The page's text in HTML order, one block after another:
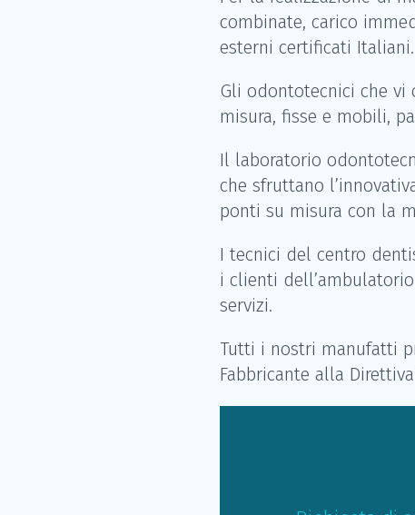
combinate, carico
esterni certificati Italiani.
Gli odontotecnici che vi
misura, fisse e mobili,
Il laboratorio
che sfruttano
ponti su misura con la
I tecnici del centro
i clienti
servizi.
Tutti i nostri manufatti
Fabbricante alla